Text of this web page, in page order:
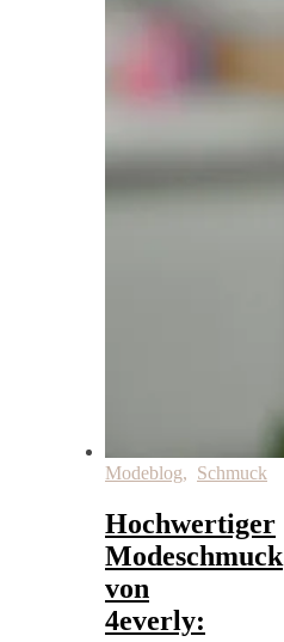
Modeblog, Schmuck
Hochwertiger
Modeschmuck
von
4everly: